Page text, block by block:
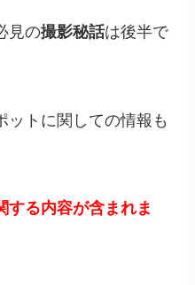
見の撮影秘話は後半で
ットに関しての情報も
る内容が含まれま